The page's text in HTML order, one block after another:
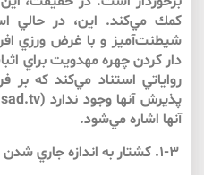
كمك مي‌كند. اين، در حالي
شيطنت‌آميز و با غرض ورزي
دار كردن چهره مهدويت براي
رواياتي استناد مي‌كند كه
آن­ها اشاره مي‌شود.
۱-۳. كشتار به اندازه جاري شدن خون تا ساق پا